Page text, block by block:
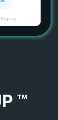
Карты
™